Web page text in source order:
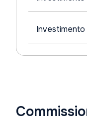
Investimento